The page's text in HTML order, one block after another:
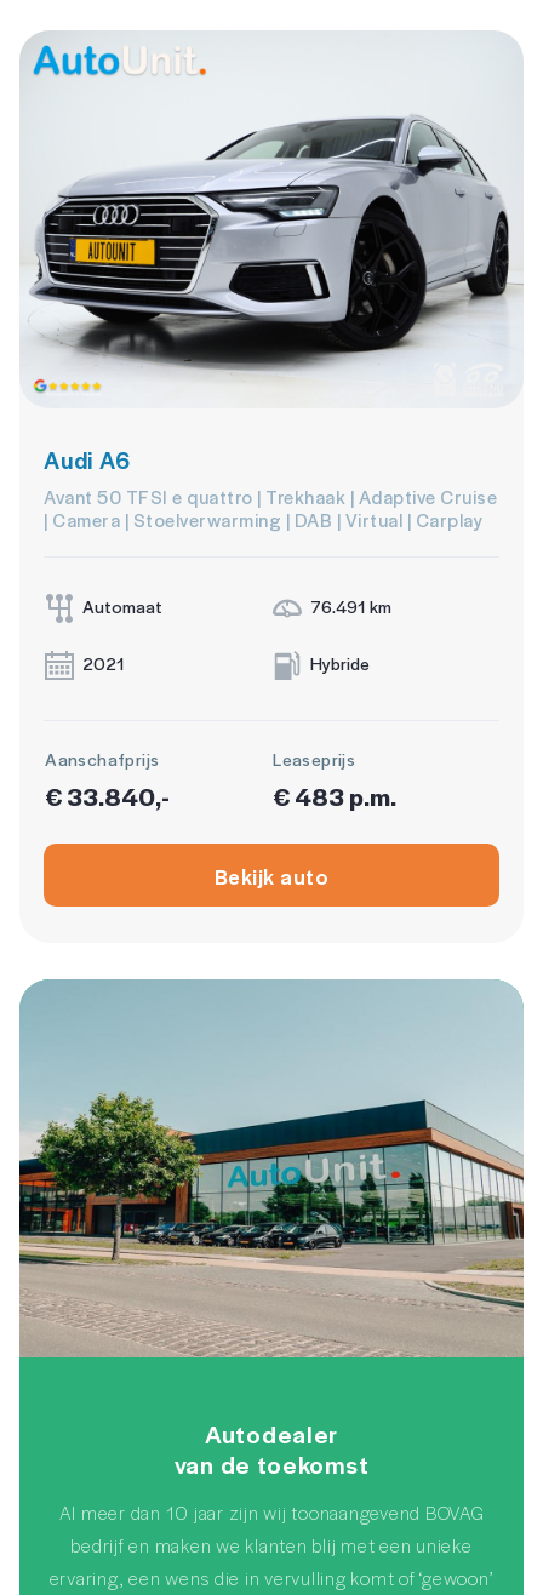
Audi A6
Avant 50 TFSI e quattro | Trekhaak | Adaptive Cruise
| Camera | Stoelverwarming | DAB | Virtual | Carplay
Automaat 76.491 km
2021 Hybride
Aanschafprijs
€ 33.840,-
Leaseprijs
€ 483 p.m.
Bekijk auto
Autodealer
van de toekomst
Al meer dan 10 jaar zijn wij toonaangevend BOVAG
bedrijf en maken we klanten blij met een unieke
ervaring, een wens die in vervulling komt of ‘gewoon’